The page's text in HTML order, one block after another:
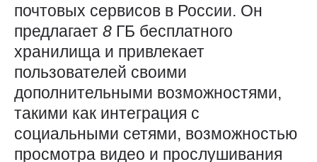
почтовых сервисов в России. Он
предлагает 8 ГБ бесплатного
хранилища и привлекает
пользователей своими
дополнительными возможностями,
такими как интеграция с
социальными сетями, возможностью
просмотра видео и прослушивания